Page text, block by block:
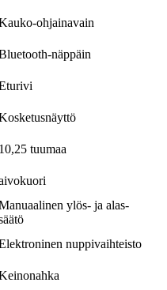
ohjainavain
näppäin
10,25 tuumaa
ylös- ja alas-
nuppivaihteisto